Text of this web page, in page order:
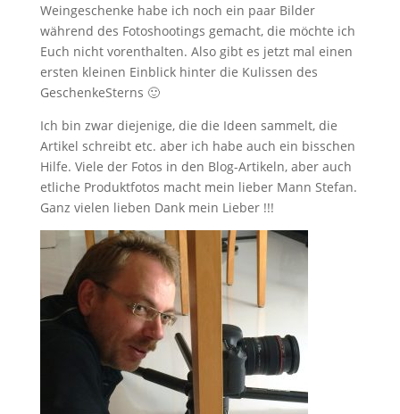
Weingeschenke habe ich noch ein paar Bilder
während des Fotoshootings gemacht, die möchte ich
Euch nicht vorenthalten. Also gibt es jetzt mal einen
ersten kleinen Einblick hinter die Kulissen des
GeschenkeSterns 🙂
Ich bin zwar diejenige, die die Ideen sammelt, die
Artikel schreibt etc. aber ich habe auch ein bisschen
Hilfe. Viele der Fotos in den Blog-Artikeln, aber auch
etliche Produktfotos macht mein lieber Mann Stefan.
Ganz vielen lieben Dank mein Lieber !!!